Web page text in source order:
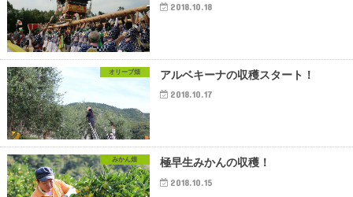
2018.10.18
オリーブ畑 アルベキーナの収穫スタート！
2018.10.17
みかん畑 極早生みかんの収穫！
2018.10.15